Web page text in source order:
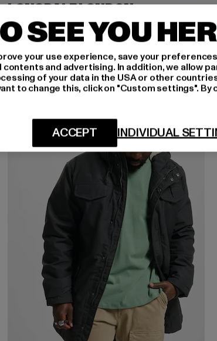
LONSDALE LONDON
Alnwick
49,49 EUR
Derzeitiger Preis: 49,49 EUR
54,99 EUR Aktionspreis: 54,99 EUR
-58%
SEE YOU
your use experience, save your
and advertising. In addition, we allow
of your data in the USA or other
to change this, click on "Custom settings". By
INDIVIDUAL
ACCEPT